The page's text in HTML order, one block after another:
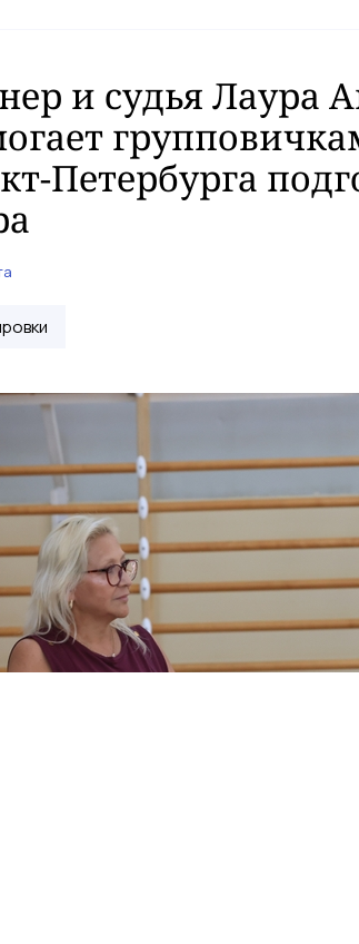
и судья Лаура
Петербурга